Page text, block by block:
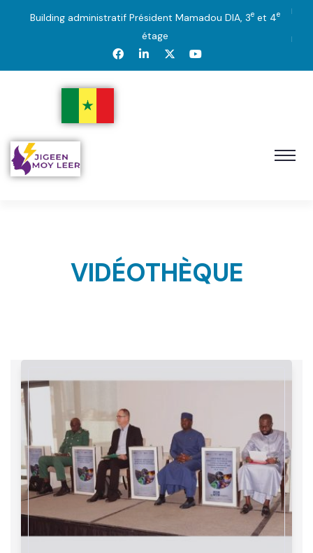
Building administratif Président Mamadou DIA, 3eet 4e
étage
VIDÉOTHÈQUE